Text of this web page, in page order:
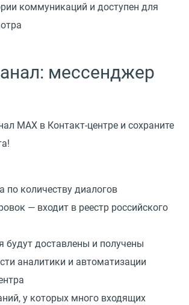
коммуникаций и доступен для
мессенджер
MAX в Контакт-центре и сохраните
по количеству диалогов
— входит в реестр российского
будут доставлены и получены
аналитики и автоматизации
у которых много входящих